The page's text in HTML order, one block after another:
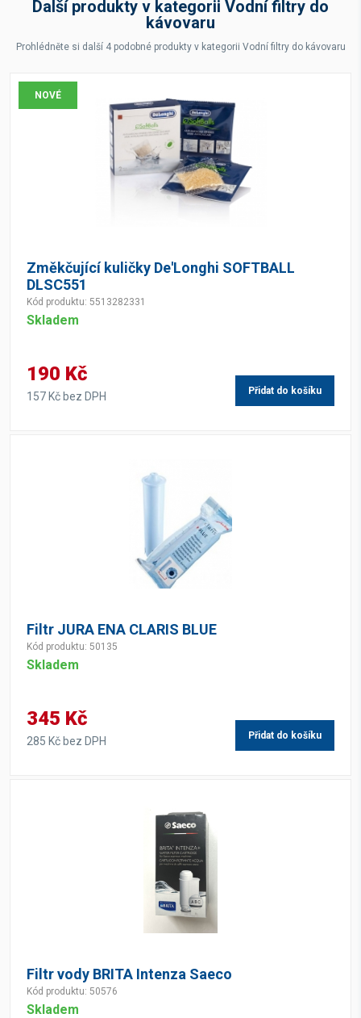
Další produkty v kategorii Vodní filtry do
kávovaru
Prohlédněte si další 4 podobné produkty v kategorii Vodní filtry do kávovaru
NOVÉ
Změkčující kuličky De'Longhi SOFTBALL
DLSC551
Kód produktu: 5513282331
Skladem
190 Kč
157 Kč bez DPH Přidat do košíku
Filtr JURA ENA CLARIS BLUE
Kód produktu: 50135
Skladem
345 Kč
285 Kč bez DPH Přidat do košíku
Filtr vody BRITA Intenza Saeco
Kód produktu: 50576
Skladem